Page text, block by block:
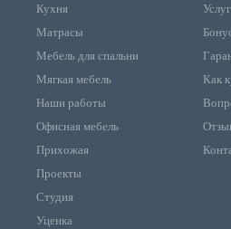
Кухня
Матрасы
Мебель для спальни
Мягкая мебель
Наши работы
Офисная мебель
Прихожая
Проекты
Студия
Уценка
Как